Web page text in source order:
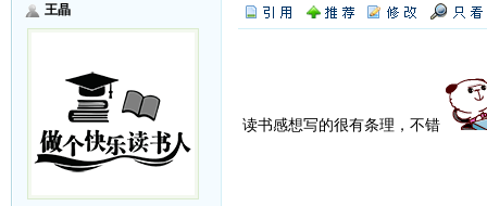
王晶
读书感想写的很有条理，不错